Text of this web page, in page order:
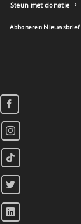
Steun met donatie
Abboneren Nieuwsbrief